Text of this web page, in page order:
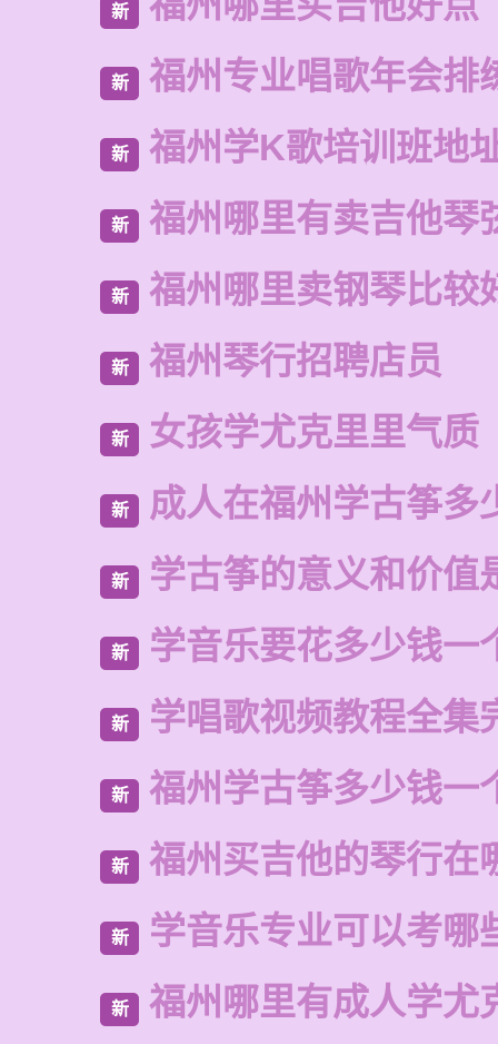
新
新 福州专业唱歌年会排
新 福州学K歌培训班地
新 福州哪里有卖吉他琴
新 福州哪里卖钢琴比较
新 福州琴行招聘店员
新 女孩学尤克里里气质
新 成人在福州学古筝多
新 学古筝的意义和价值
新 学音乐要花多少钱一
新 学唱歌视频教程全集
新 福州学古筝多少钱一
新 福州买吉他的琴行在
新 学音乐专业可以考哪
新 福州哪里有成人学尤